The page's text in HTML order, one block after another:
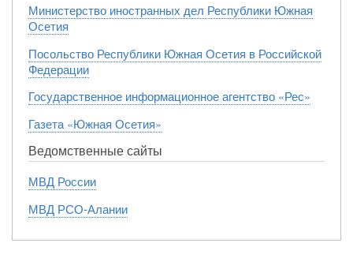
Министерство иностранных дел Республики Южная
Осетия
Посольство Республики Южная Осетия в Российской
Федерации
Государственное информационное агентство «Рес»
Газета «Южная Осетия»
Ведомственные сайты
МВД России
МВД РСО-Алании